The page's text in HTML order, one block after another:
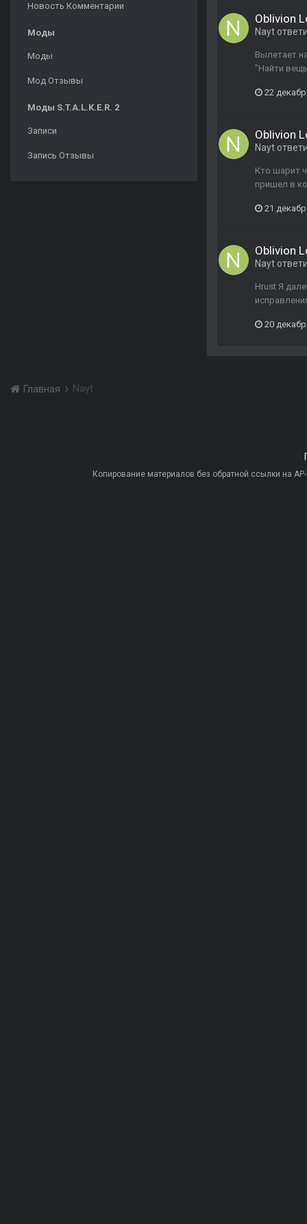
Новость Комментарии
Моды
Моды
Мод Отзывы
Моды S.T.A.L.K.E.R. 2
Записи
Запись Отзывы
Oblivion
Nayt
Вылетает
"Найти
22
Oblivion
Nayt
Кто шарит
пришел в
21
Oblivion
Nayt
Hrust Я
20
Главная Nayt
Копирование материалов без обратной ссылки на